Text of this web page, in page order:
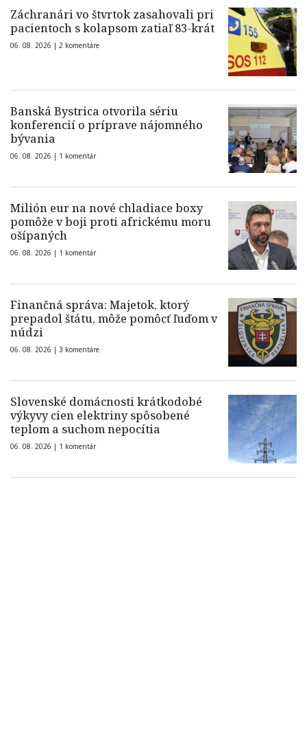
Záchranári vo štvrtok zasahovali pri
pacientoch s kolapsom zatiaľ 83-krát
06. 08. 2026 | 2 komentáre
Banská Bystrica otvorila sériu
konferencií o príprave nájomného
bývania
06. 08. 2026 | 1 komentár
Milión eur na nové chladiace boxy
pomôže v boji proti africkému moru
ošípaných
06. 08. 2026 | 1 komentár
Finančná správa: Majetok, ktorý
prepadol štátu, môže pomôcť ľuďom v
núdzi
06. 08. 2026 | 3 komentáre
Slovenské domácnosti krátkodobé
výkyvy cien elektriny spôsobené
teplom a suchom nepocítia
06. 08. 2026 | 1 komentár